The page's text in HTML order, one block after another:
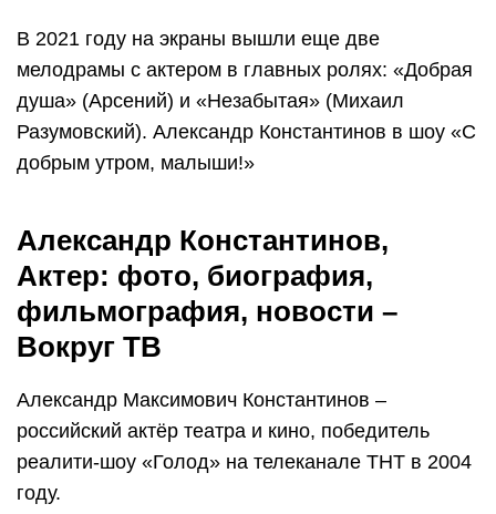
В 2021 году на экраны вышли еще две
мелодрамы с актером в главных ролях: «Добрая
душа» (Арсений) и «Незабытая» (Михаил
Разумовский). Александр Константинов в шоу «С
добрым утром, малыши!»
Александр Константинов,
Актер: фото, биография,
фильмография, новости –
Вокруг ТВ
Александр Максимович Константинов –
российский актёр театра и кино, победитель
реалити-шоу «Голод» на телеканале ТНТ в 2004
году.